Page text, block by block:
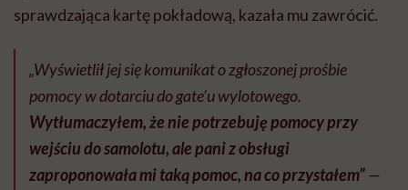
sprawdzająca kartę pokładową, kazała mu zawrócić.
„Wyświetlił jej się komunikat o zgłoszonej prośbie
pomocy w dotarciu do gate’u wylotowego.
Wytłumaczyłem, że nie potrzebuję pomocy przy
wejściu do samolotu, ale pani z obsługi
zaproponowała mi taką pomoc, na co przystałem”—